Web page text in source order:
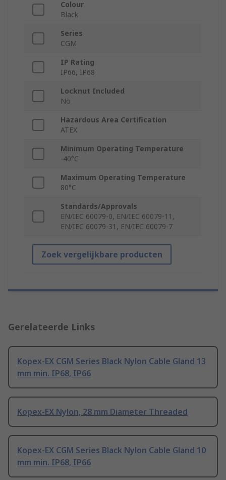
Colour
Black
Series
CGM
IP Rating
IP66, IP68
Locknut Included
No
Hazardous Area Certification
ATEX
Minimum Operating Temperature
-40°C
Maximum Operating Temperature
80°C
Standards/Approvals
EN/IEC 60079-0, EN/IEC 60079-11,
EN/IEC 60079-31, EN/IEC 60079-7
Zoek vergelijkbare producten
Gerelateerde Links
Kopex-EX CGM Series Black Nylon Cable Gland 13
mm min. IP68, IP66
Kopex-EX Nylon, 28 mm Diameter Threaded
Kopex-EX CGM Series Black Nylon Cable Gland 10
mm min. IP68, IP66